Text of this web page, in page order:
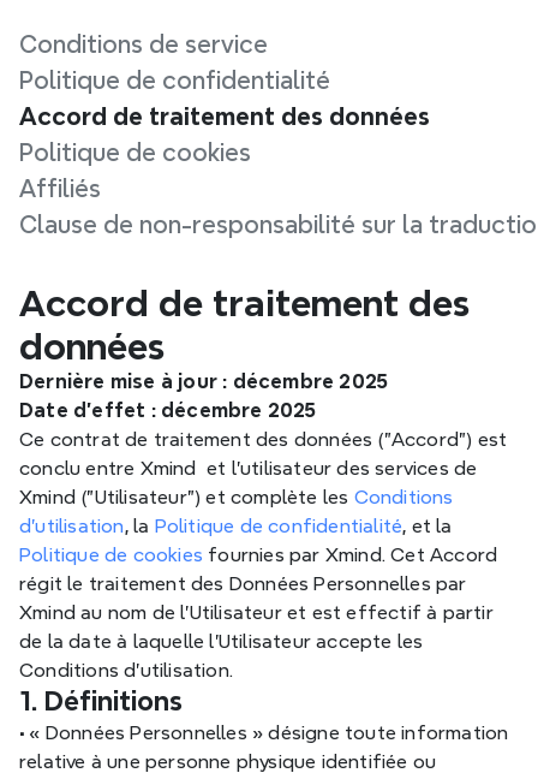
Conditions de service
Politique de confidentialité
Accord de traitement des données
Politique de cookies
Affiliés
Clause de non-responsabilité sur la
Accord de traitement des
données
Dernière mise à jour : décembre 2025
Date d'effet : décembre 2025
Ce contrat de traitement des données ("Accord") est
conclu entre Xmind  et l'utilisateur des services de
Xmind ("Utilisateur") et complète les Conditions
d'utilisation, la Politique de confidentialité
Politique de cookies fournies par Xmind. Cet Accord
régit le traitement des Données Personnelles par
Xmind au nom de l'Utilisateur et est effectif à partir
de la date à laquelle l'Utilisateur accepte les
Conditions d'utilisation.
1. Définitions
• « Données Personnelles » désigne toute information
relative à une personne physique identifiée ou